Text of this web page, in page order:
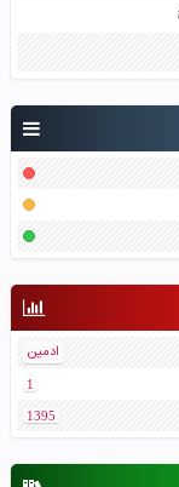
ادمین
1
1395